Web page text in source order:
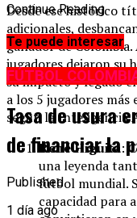
Desde ese histórico
adicionales,
ganador de
jugadores dejaron su
su impacto y legado
a los 5 jugadores
según la Inteligencia
René Higuita:
una leyenda
fútbol mundial.
capacidad para
Continue Reading
Te puede interesar
FÚTBOL
Tasa de usura
de financiar la
Published
1 día ago